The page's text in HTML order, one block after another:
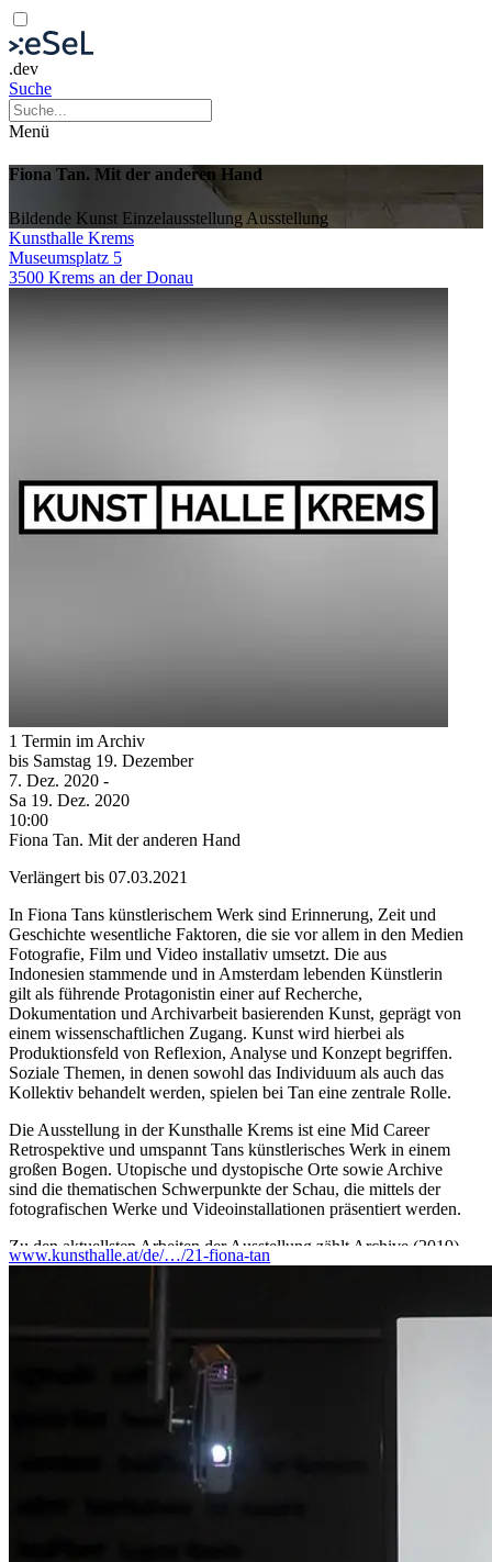
.dev
Suche
Menü
Fiona Tan. Mit der anderen Hand
Bildende Kunst Einzelausstellung Ausstellung
Kunsthalle Krems
Museumsplatz 5
3500 Krems an der Donau
1 Termin im Archiv
bis Samstag 19. Dezember
7. Dez. 2020 -
Sa 19. Dez. 2020
10:00
Fiona Tan. Mit der anderen Hand
Verlängert bis 07.03.2021
In Fiona Tans künstlerischem Werk sind Erinnerung, Zeit und
Geschichte wesentliche Faktoren, die sie vor allem in den Medien
Fotografie, Film und Video installativ umsetzt. Die aus
Indonesien stammende und in Amsterdam lebenden Künstlerin
gilt als führende Protagonistin einer auf Recherche,
Dokumentation und Archivarbeit basierenden Kunst, geprägt von
einem wissenschaftlichen Zugang. Kunst wird hierbei als
Produktionsfeld von Reflexion, Analyse und Konzept begriffen.
Soziale Themen, in denen sowohl das Individuum als auch das
Kollektiv behandelt werden, spielen bei Tan eine zentrale Rolle.
Die Ausstellung in der Kunsthalle Krems ist eine Mid Career
Retrospektive und umspannt Tans künstlerisches Werk in einem
großen Bogen. Utopische und dystopische Orte sowie Archive
sind die thematischen Schwerpunkte der Schau, die mittels der
fotografischen Werke und Videoinstallationen präsentiert werden.
Zu den aktuellsten Arbeiten der Ausstellung zählt Archive (2019),
eine fiktive digitale Animation eines Archivs in kreisrunder
Wissens der Menschheit zusammensetzt. Im Film Elsewhere
(2018) beschreibt die Künstlerin einen utopischen Ort, der
akustisch über die filmische Aufnahme der Megametropole Los
Die Ausstellung entsteht in Kooperation mit dem Museum der
Moderne Salzburg, das Fiona Tans Arbeiten von 31.10.2020 bis
Kuratorin: Nina Schedlmayer
www.kunsthalle.at/de/…/21-fiona-tan